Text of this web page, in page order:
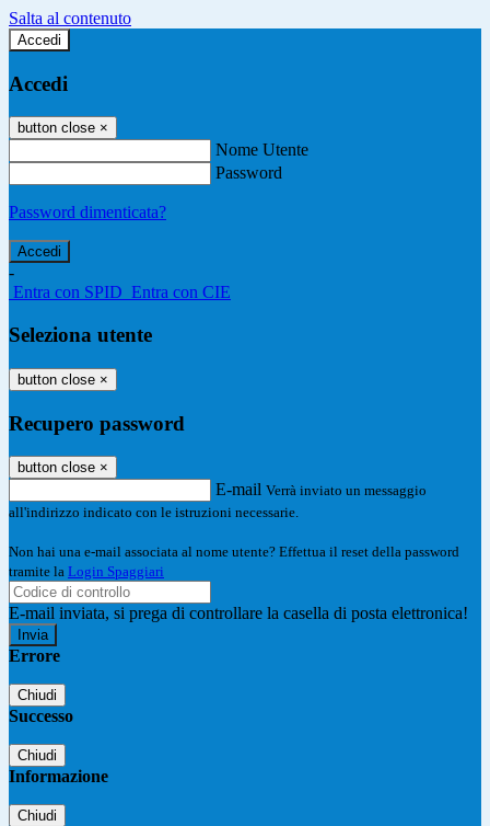
Salta al contenuto
Accedi
Accedi
button close ×
Nome Utente
Password
Password dimenticata?
-
Entra con SPID Entra con CIE
Seleziona utente
button close ×
Recupero password
button close ×
E-mail Verrà inviato un messaggio
all'indirizzo indicato con le istruzioni necessarie.
Non hai una e-mail associata al nome utente? Effettua il reset della password
tramite la Login Spaggiari
E-mail inviata, si prega di controllare la casella di posta elettronica!
Errore
Chiudi
Successo
Chiudi
Informazione
Chiudi